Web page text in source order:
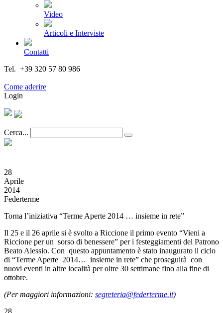
Video
Articoli e Interviste
Contatti
Tel. +39 320 57 80 986
Come aderire
Login
Cerca...
28
Aprile
2014
Federterme
Torna l’iniziativa “Terme Aperte 2014 … insieme in rete”
Il 25 e il 26 aprile si è svolto a Riccione il primo evento “Vieni a
Riccione per un sorso di benessere” per i festeggiamenti del Patrono
Beato Alessio. Con questo appuntamento è stato inaugurato il ciclo
di “Terme Aperte 2014… insieme in rete” che proseguirà con
nuovi eventi in altre località per oltre 30 settimane fino alla fine di
ottobre.
(Per maggiori informazioni: segreteria@federterme.it)
28